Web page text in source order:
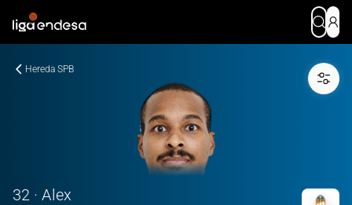
Hereda SPB
32 · Alex